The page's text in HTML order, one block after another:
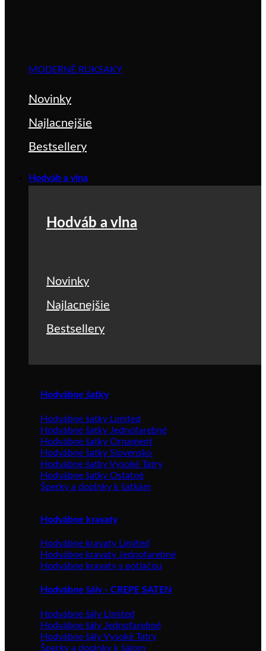
MODERNÉ RUKSAKY
Novinky
Najlacnejšie
Bestsellery
Hodváb a vlna
Hodváb a vlna
Novinky
Najlacnejšie
Bestsellery
Hodvábne šatky
Hodvábne šatky Limited
Hodvábne šatky Jednofarebné
Hodvábne šatky Ornament
Hodvábne šatky Slovensko
Hodvábne šatky Vysoké Tatry
Hodvábne šatky Ostatné
Šperky a doplnky k šatkám
Hodvábne kravaty
Hodvábne kravaty Limited
Hodvábne kravaty Jednofarebné
Hodvábne kravaty s potlačou
Hodvábne šály - CREPE SATEN
Hodvábne šály Limited
Hodvábne šály Jednofarebné
Hodvábne šály Vysoké Tatry
Šperky a doplnky k šálom